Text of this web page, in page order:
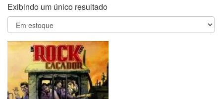
Exibindo um único resultado